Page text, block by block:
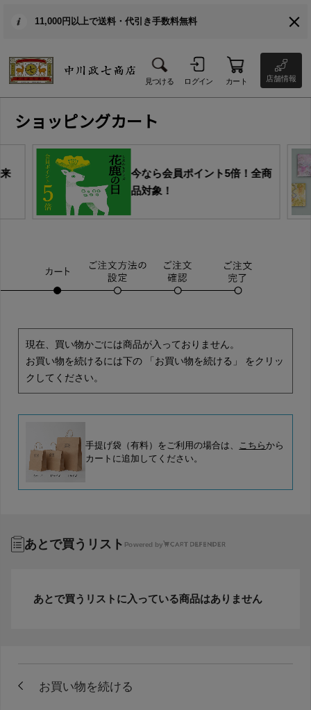
11,000円以上で送料・代引き手数料無料
見つける ログイン カート 店舗情報
ショッピングカート
今なら会員ポイント5倍！全商
品対象！
現在、買い物かごには商品が入っておりません。
お買い物を続けるには下の 「お買い物を続ける」 をクリッ
クしてください。
手提げ袋（有料）をご利用の場合は、 こちらから
カートに追加してください。
あとで買うリスト Powered by
あとで買うリストに入っている商品はありません